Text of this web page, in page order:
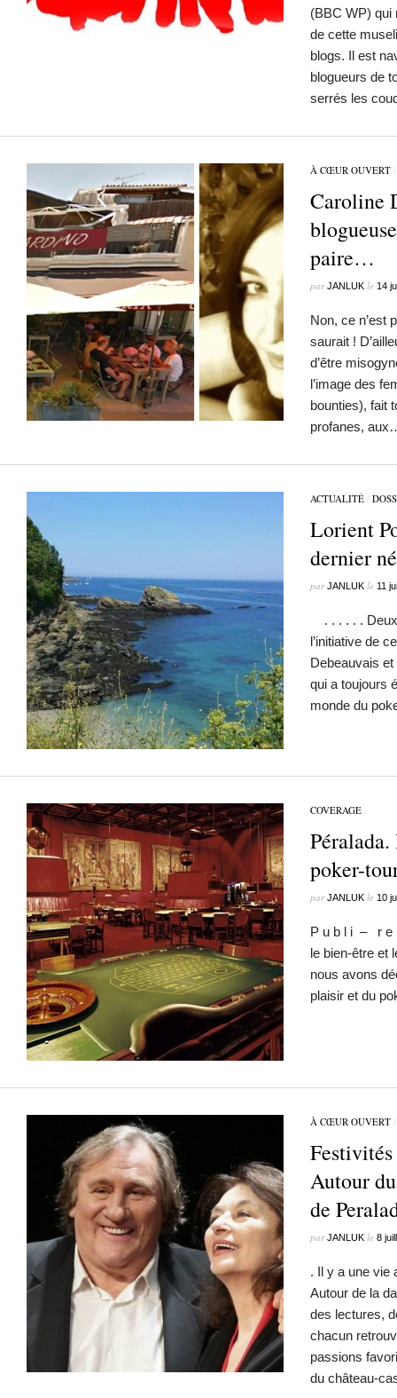
(BBC WP) qui
de cette
blogs. Il est
blogueurs de
serrés les
À CŒUR OUVERT
Caroline
paire…
parJANLUK le 14
Non, ce n’est
saurait !
d’être
l’image des
bounties), fait
profanes,
ACTUALITÉ /
Lorient
dernier
parJANLUK le 11
. . . . . .
l’initiative de
Debeauvais
qui a toujours
monde du
COVERAGE
poker-
parJANLUK le 10
P u b l i – r e
le bien-être et
nous avons
plaisir et du
À CŒUR OUVERT
Autour
de
parJANLUK le 8
. Il y a une vie
Autour de la
des lectures,
chacun
passions
du château-